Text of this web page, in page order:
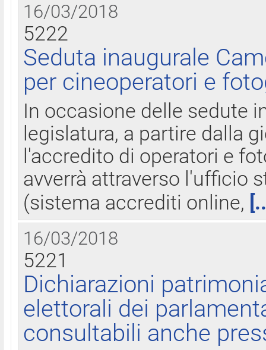
16/03/2018
5222
Seduta inaugurale
per cineoperatori e
In occasione delle sedute
legislatura, a partire dalla
l'accredito di operatori e
avverrà attraverso l'ufficio
(sistema accrediti online,
16/03/2018
5221
Dichiarazioni
elettorali dei
consultabili anche